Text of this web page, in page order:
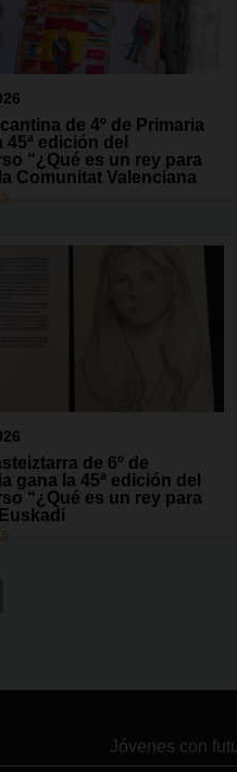
de 4º de Primaria
45ª edición del
“¿Qué es un rey para
Comunitat Valenciana
de 6º de
gana la 45ª edición del
“¿Qué es un rey para
Jóvenes con